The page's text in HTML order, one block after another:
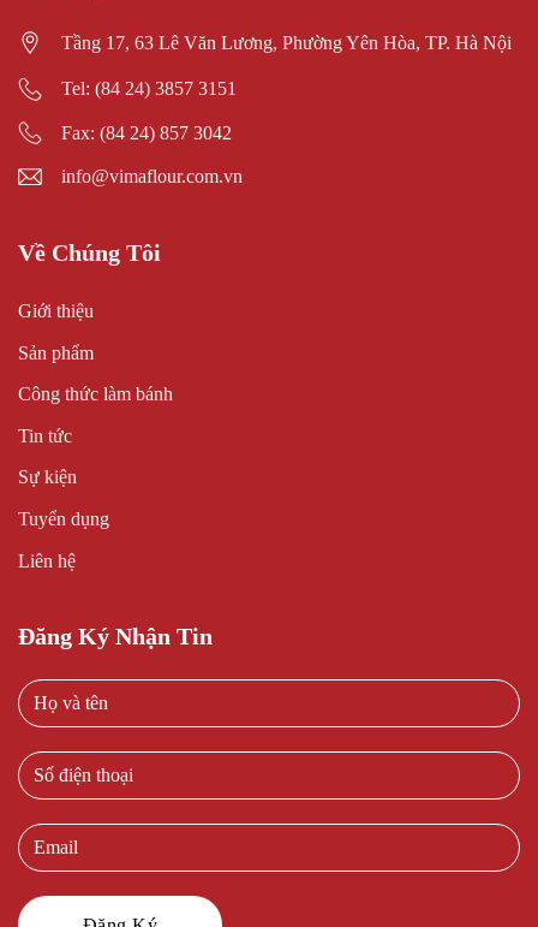
Tầng 17, 63 Lê Văn Lương, Phường Yên Hòa, TP. Hà Nội
Tel: (84 24) 3857 3151
Fax: (84 24) 857 3042
info@vimaflour.com.vn
Về Chúng Tôi
Giới thiệu
Sản phẩm
Công thức làm bánh
Tin tức
Sự kiện
Tuyển dụng
Liên hệ
Đăng Ký Nhận Tin